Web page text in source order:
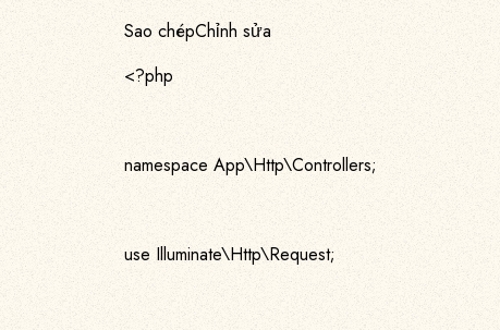
Sao chépChỉnh sửa
<?php
namespace App\Http\Controllers;
use Illuminate\Http\Request;